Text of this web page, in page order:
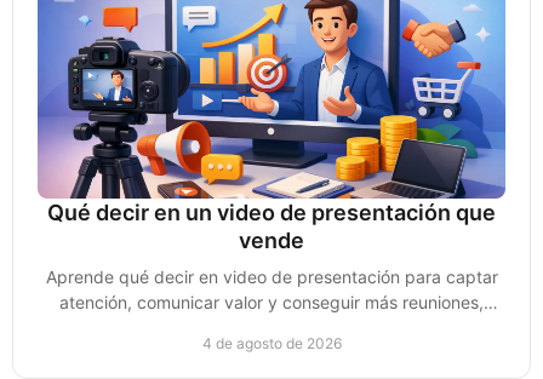
Qué decir en un video de presentación que
vende
Aprende qué decir en video de presentación para captar
atención, comunicar valor y conseguir más reuniones,
4 de agosto de 2026